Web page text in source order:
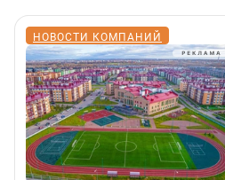
НОВОСТИ КОМПАНИЙ